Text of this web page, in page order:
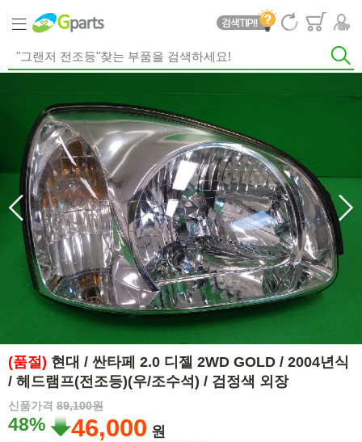
(품절) 현대 / 싼타페 2.0 디젤 2WD GOLD / 2004년식
/ 헤드램프(전조등)(우/조수석) / 검정색 외장
신품가격 89,100원
48% 46,000 원